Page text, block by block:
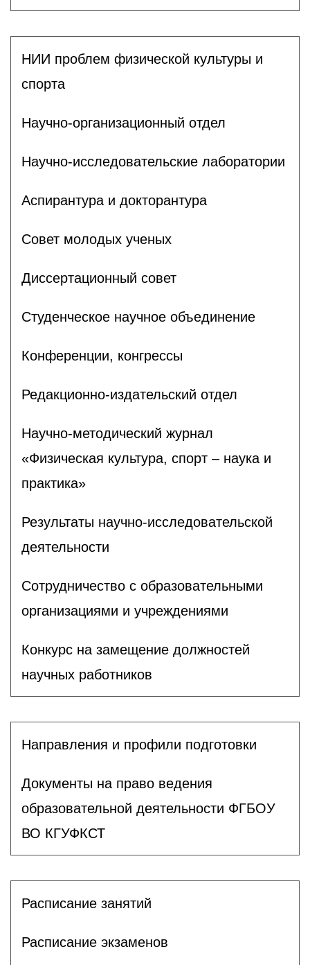
НИИ проблем физической культуры и
спорта
Научно-организационный отдел
Научно-исследовательские лаборатории
Аспирантура и докторантура
Совет молодых ученых
Диссертационный совет
Студенческое научное объединение
Конференции, конгрессы
Редакционно-издательский отдел
Научно-методический журнал
«Физическая культура, спорт – наука и
практика»
Результаты научно-исследовательской
деятельности
Сотрудничество с образовательными
организациями и учреждениями
Конкурс на замещение должностей
научных работников
Направления и профили подготовки
Документы на право ведения
образовательной деятельности ФГБОУ
ВО КГУФКСТ
Расписание занятий
Расписание экзаменов